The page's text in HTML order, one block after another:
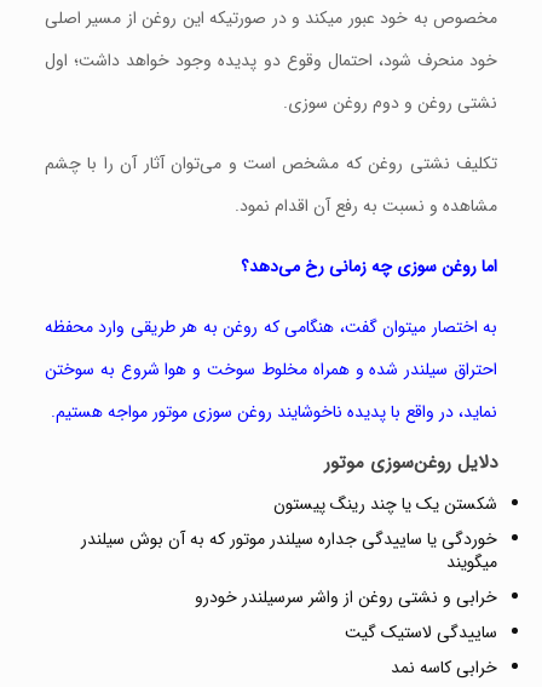
مخصوص به خود عبور میکند و در صورتیکه این روغن از مسیر اصلی
خود منحرف شود، احتمال وقوع دو پدیده وجود خواهد داشت؛ اول
نشتی روغن و دوم روغن سوزی.
تکلیف نشتی روغن که مشخص است و می‌توان آثار آن را با چشم
مشاهده و نسبت به رفع آن اقدام نمود.
اما روغن سوزی چه زمانی رخ می‌دهد؟
به اختصار میتوان گفت، هنگامی که روغن به هر طریقی وارد محفظه
احتراق سیلندر شده و همراه مخلوط سوخت و هوا شروع به سوختن
نماید، در واقع با پدیده ناخوشایند روغن سوزی موتور مواجه هستیم.
دلایل روغن‌سوزی موتور
شکستن یک یا چند رینگ پیستون
خوردگی یا ساییدگی جداره سیلندر موتور که به آن بوش سیلندر
میگویند
خرابی و نشتی روغن از واشر سرسیلندر خودرو
ساییدگی لاستیک گیت
خرابی کاسه نمد